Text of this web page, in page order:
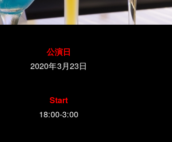
公演日
2020年3月23日
Start
18:00-3:00